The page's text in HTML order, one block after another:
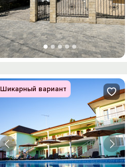
Шикарный вариант